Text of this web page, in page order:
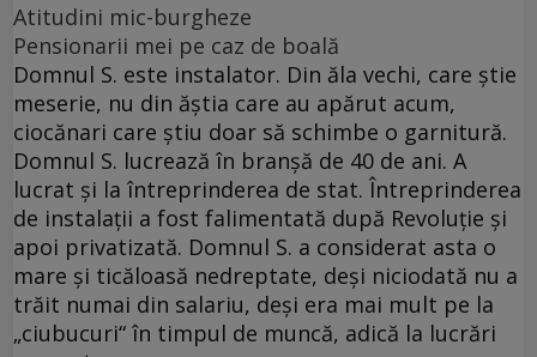
Atitudini mic-burgheze
Pensionarii mei pe caz de boală
Domnul S. este instalator. Din ăla vechi, care ştie
meserie, nu din ăştia care au apărut acum,
ciocănari care ştiu doar să schimbe o garnitură.
Domnul S. lucrează în branşă de 40 de ani. A
lucrat şi la întreprinderea de stat. Întreprinderea
de instalaţii a fost falimentată după Revoluţie şi
apoi privatizată. Domnul S. a considerat asta o
mare şi ticăloasă nedreptate, deşi niciodată nu a
trăit numai din salariu, deşi era mai mult pe la
„ciubucuri“ în timpul de muncă, adică la lucrări